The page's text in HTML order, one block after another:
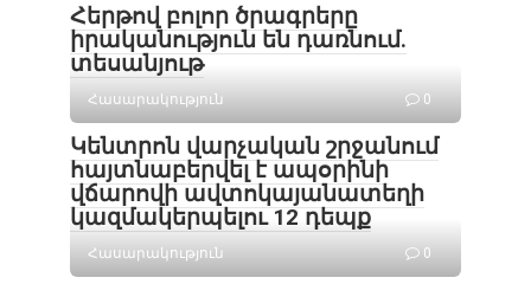
Հերթով բոլոր ծրագրերը
իրականություն են դառնում․
տեսանյութ
Հասարակություն 0
Կենտրոն վարչական շրջանում
հայտնաբերվել է ապօրինի
վճարովի ավտոկայանատեղի
կազմակերպելու 12 դեպք
Հասարակություն 0